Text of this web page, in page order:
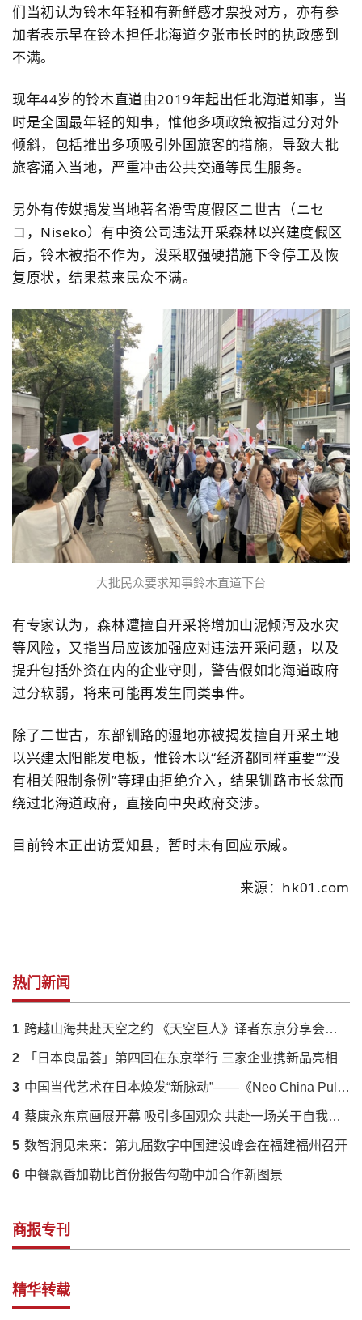
们当初认为铃木年轻和有新鲜感才票投对方，亦有参
加者表示早在铃木担任北海道夕张市长时的执政感到
不满。
现年44岁的铃木直道由2019年起出任北海道知事，当
时是全国最年轻的知事，惟他多项政策被指过分对外
倾斜，包括推出多项吸引外国旅客的措施，导致大批
旅客涌入当地，严重冲击公共交通等民生服务。
另外有传媒揭发当地著名滑雪度假区二世古（ニセ
コ，Niseko）有中资公司违法开采森林以兴建度假区
后，铃木被指不作为，没采取强硬措施下令停工及恢
复原状，结果惹来民众不满。
大批民众要求知事鈴木直道下台
有专家认为，森林遭擅自开采将增加山泥倾泻及水灾
等风险，又指当局应该加强应对违法开采问题，以及
提升包括外资在内的企业守则，警告假如北海道政府
过分软弱，将来可能再发生同类事件。
除了二世古，东部钏路的湿地亦被揭发擅自开采土地
以兴建太阳能发电板，惟铃木以“经济都同样重要”“没
有相关限制条例”等理由拒绝介入，结果钏路市长忿而
绕过北海道政府，直接向中央政府交涉。
目前铃木正出访爱知县，暂时未有回应示威。
来源： hk01.com
热门新闻
1 跨越山海共赴天空之约 《天空巨人》译者东京分享会落幕 解码蔡国强火药艺术与中日文化羁绊
2 「日本良品荟」第四回在东京举行 三家企业携新品亮相
3 中国当代艺术在日本焕发“新脉动”——《Neo China Pulse》展呈现传统与创新的时代对话
4 蔡康永东京画展开幕 吸引多国观众 共赴一场关于自我的对话
5 数智洞见未来：第九届数字中国建设峰会在福建福州召开
6 中餐飘香加勒比首份报告勾勒中加合作新图景
商报专刊
精华转载